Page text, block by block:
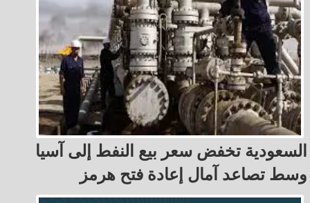
السعودية تخفض سعر بيع النفط إلى آسيا
وسط تصاعد آمال إعادة فتح هرمز